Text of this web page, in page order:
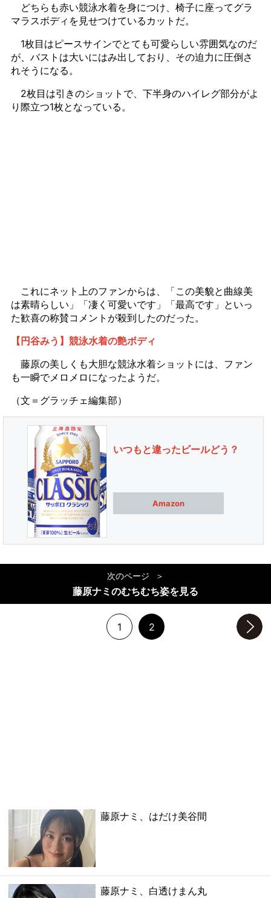
どちらも赤い競泳水着を身につけ、椅子に座ってグラ
マラスボディを見せつけているカットだ。
1枚目はピースサインでとても可愛らしい雰囲気なのだ
が、バストは大いにはみ出しており、その迫力に圧倒さ
れそうになる。
2枚目は引きのショットで、下半身のハイレグ部分がよ
り際立つ1枚となっている。
これにネット上のファンからは、「この美貌と曲線美
は素晴らしい」「凄く可愛いです」「最高です」といっ
た歓喜の称賛コメントが殺到したのだった。
【円谷みう】競泳水着の艶ボディ
藤原の美しくも大胆な競泳水着ショットには、ファン
も一瞬でメロメロになったようだ。
（文＝グラッチェ編集部）
いつもと違ったビールどう？
Amazon
次のページ
藤原ナミのむちむち姿を見る
1 2
藤原ナミ、はだけ美谷間
藤原ナミ、白透けまん丸